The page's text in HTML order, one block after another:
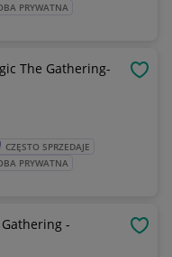
PRYWATNA
The Gathering-
CZĘSTO SPRZEDAJE
PRYWATNA
-